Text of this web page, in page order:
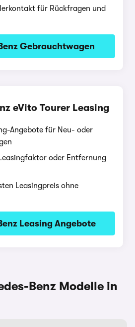
für Rückfragen und
Gebrauchtwagen
eVito Tourer Leasing
Angebote für Neu- oder
oder Entfernung
Leasingpreis ohne
Leasing Angebote
Benz Modelle in